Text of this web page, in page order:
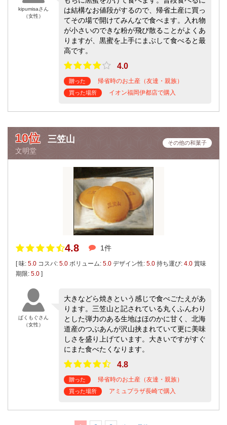
kipumisaさん
（女性）
は結構なお値段がするので、帰省土産に買っ
てその場で開けてみんなで食べます。入れ物
が小さいのできな粉が飛び散ることがよくあ
りますが、黒蜜を上手にまぶして食べると最
高です。
4.0
贈った 帰省時のお土産（友達・親族）
買った場所 イオン福岡伊都店で購入
10位 三笠山
文明堂
その他の和菓子
4.8 1件
[ 味: 5.0 コスパ: 5.0 ボリューム: 5.0 デザイン性: 5.0 持ち運び: 4.0 賞味
期限: 5.0 ]
ぱくもぐさん
（女性）
大きなどら焼きという感じで食べごたえがあ
ります。三笠山と記されている丸くふんわり
とした弾力のある生地はほのかに甘く、北海
道産のつぶあんが沢山挟まれていて更に美味
しさを盛り上げています。大きいですがすぐ
にまた食べたくなります。
4.8
贈った 帰省時のお土産（友達・親族）
買った場所 アミュプラザ長崎で購入